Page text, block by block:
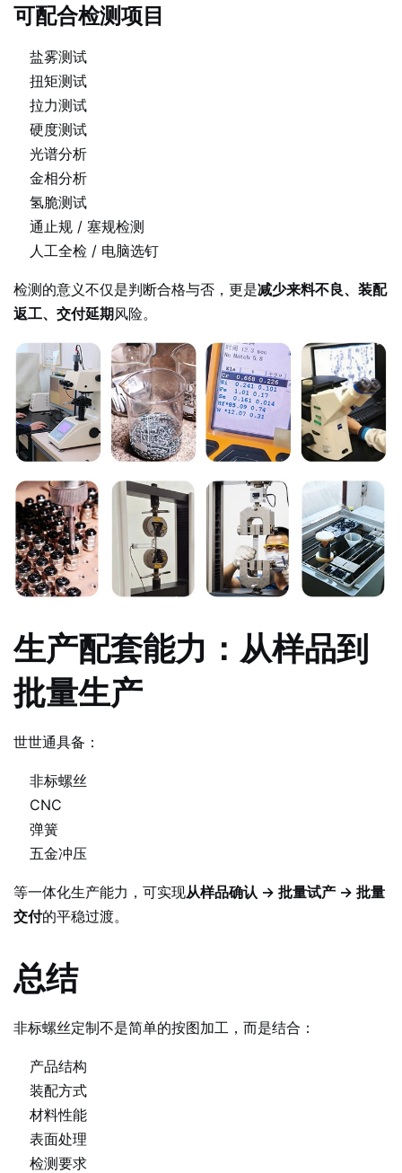
可配合检测项目
盐雾测试
扭矩测试
拉力测试
硬度测试
光谱分析
金相分析
氢脆测试
通止规 / 塞规检测
人工全检 / 电脑选钉
检测的意义不仅是判断合格与否，更是减少来料不良、装配
返工、交付延期风险。
生产配套能力：从样品到
批量生产
世世通具备：
非标螺丝
CNC
弹簧
五金冲压
等一体化生产能力，可实现从样品确认 → 批量试产 → 批量
交付的平稳过渡。
总结
非标螺丝定制不是简单的按图加工，而是结合：
产品结构
装配方式
材料性能
表面处理
检测要求